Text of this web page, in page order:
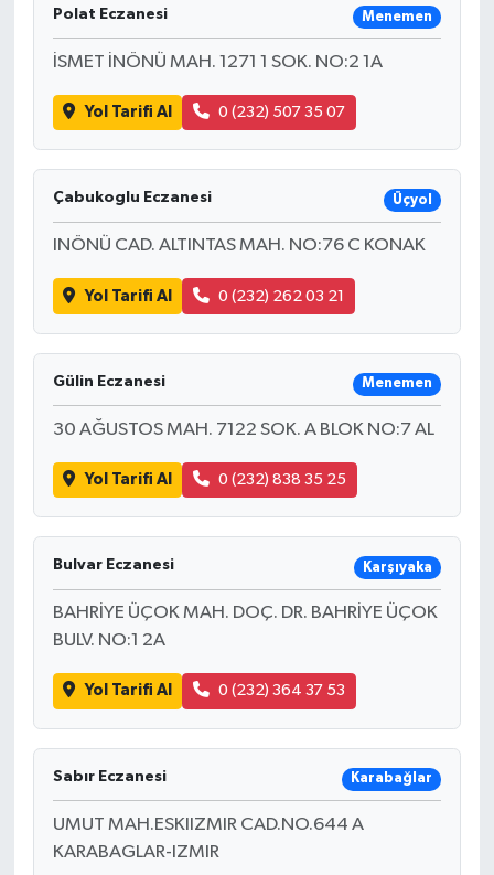
Polat Eczanesi Menemen
İSMET İNÖNÜ MAH. 1271 1 SOK. NO:2 1A
Yol Tarifi Al 0 (232) 507 35 07
Çabukoglu Eczanesi Üçyol
INÖNÜ CAD. ALTINTAS MAH. NO:76 C KONAK
Yol Tarifi Al 0 (232) 262 03 21
Gülin Eczanesi Menemen
30 AĞUSTOS MAH. 7122 SOK. A BLOK NO:7 AL
Yol Tarifi Al 0 (232) 838 35 25
Bulvar Eczanesi Karşıyaka
BAHRİYE ÜÇOK MAH. DOÇ. DR. BAHRİYE ÜÇOK
BULV. NO:1 2A
Yol Tarifi Al 0 (232) 364 37 53
Sabır Eczanesi Karabağlar
UMUT MAH.ESKIIZMIR CAD.NO.644 A
KARABAGLAR-IZMIR